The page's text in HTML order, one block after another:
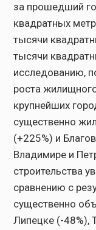
за прошедший
квадратных
тысячи
тысячи
исследованию,
роста
крупнейших
существенно
(+225%) и
Владимире и
строительства
сравнению с
существенно
Липецке (-48%),